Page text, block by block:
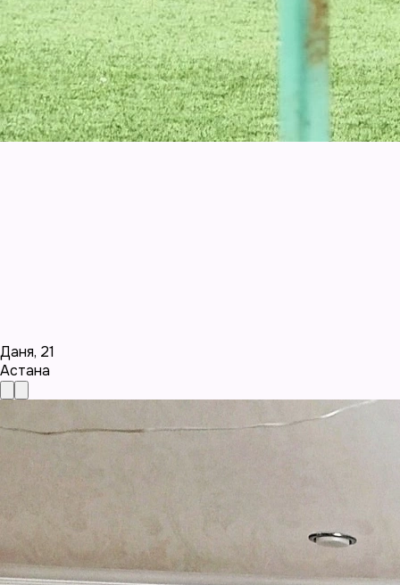
Даня, 21
Астана